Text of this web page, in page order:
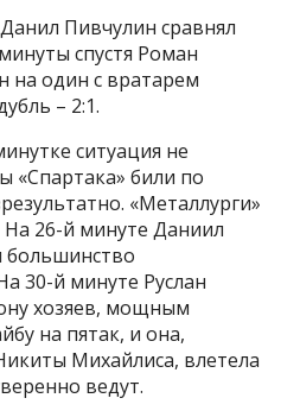
Пивчулин сравнял
спустя Роман
на один с вратарем
– 2:1.
ситуация не
«Спартака» били по
«Металлурги»
26-й минуте Даниил
большинство
30-й минуте Руслан
хозяев, мощным
на пятак, и она,
Михайлиса, влетела
ведут.